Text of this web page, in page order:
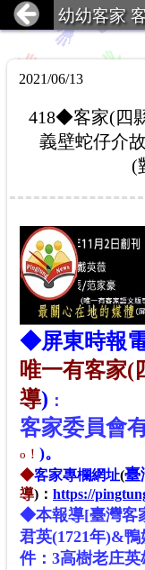
幼幼客家
2021/06/13
418◆客家(四
義壁蛇仔介
(
◆屏東時報
唯一有客家(
導) ：
客家委員會
o ！ )。
◆客家專欄網址(臺
導)： https://
◆本報導[臺灣客
君英(1721年)&
件：3高樹老庄